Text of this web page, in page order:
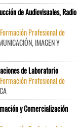
de Audiovisuales, Radio
Profesional de
IMAGEN Y
de Laboratorio
Profesional de
y Comercialización